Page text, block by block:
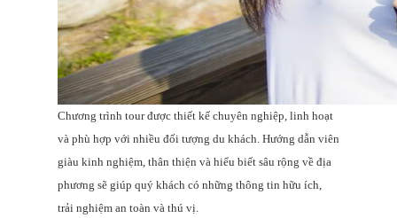
Chương trình tour được thiết kế chuyên nghiệp, linh hoạt
và phù hợp với nhiều đối tượng du khách. Hướng dẫn viên
giàu kinh nghiệm, thân thiện và hiểu biết sâu rộng về địa
phương sẽ giúp quý khách có những thông tin hữu ích,
trải nghiệm an toàn và thú vị.